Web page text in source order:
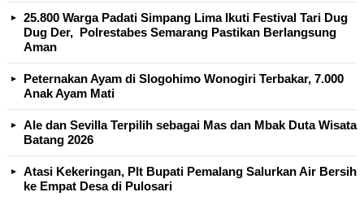
25.800 Warga Padati Simpang Lima Ikuti Festival Tari Dug
Dug Der, Polrestabes Semarang Pastikan Berlangsung
Aman
Peternakan Ayam di Slogohimo Wonogiri Terbakar, 7.000
Anak Ayam Mati
Ale dan Sevilla Terpilih sebagai Mas dan Mbak Duta Wisata
Batang 2026
Atasi Kekeringan, Plt Bupati Pemalang Salurkan Air Bersih
ke Empat Desa di Pulosari